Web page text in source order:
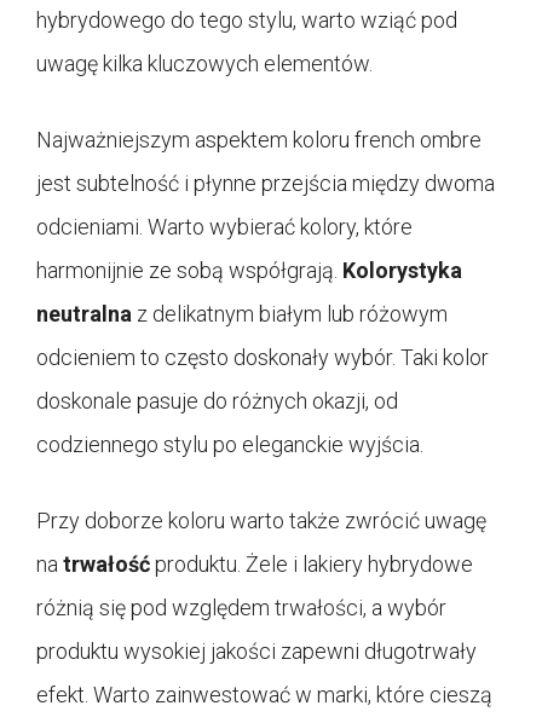
hybrydowego do tego stylu, warto wziąć pod
uwagę kilka kluczowych elementów.
Najważniejszym aspektem koloru french ombre
jest subtelność i płynne przejścia między dwoma
odcieniami. Warto wybierać kolory, które
harmonijnie ze sobą współgrają. Kolorystyka
neutralna z delikatnym białym lub różowym
odcieniem to często doskonały wybór. Taki kolor
doskonale pasuje do różnych okazji, od
codziennego stylu po eleganckie wyjścia.
Przy doborze koloru warto także zwrócić uwagę
na trwałośćproduktu. Żele i lakiery hybrydowe
różnią się pod względem trwałości, a wybór
produktu wysokiej jakości zapewni długotrwały
efekt. Warto zainwestować w marki, które cieszą